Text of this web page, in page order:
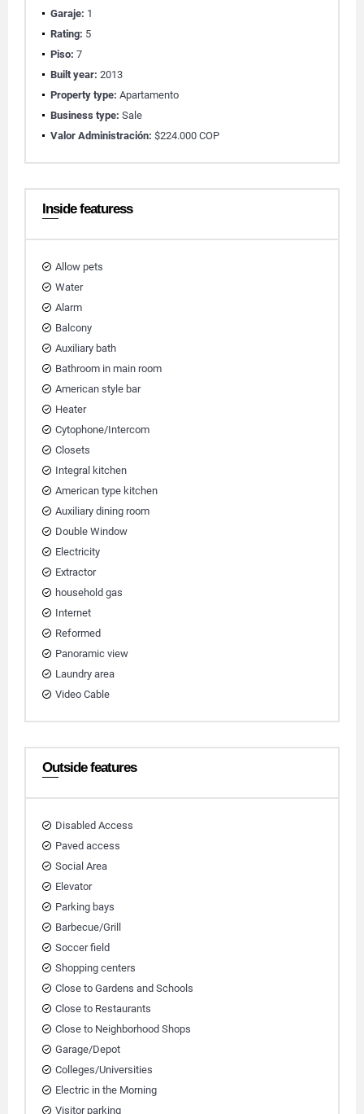
Garaje: 1
Rating: 5
Piso: 7
Built year: 2013
Property type: Apartamento
Business type: Sale
Valor Administración: $224.000 COP
Inside featuress
Allow pets
Water
Alarm
Balcony
Auxiliary bath
Bathroom in main room
American style bar
Heater
Cytophone/Intercom
Closets
Integral kitchen
American type kitchen
Auxiliary dining room
Double Window
Electricity
Extractor
household gas
Internet
Reformed
Panoramic view
Laundry area
Video Cable
Outside features
Disabled Access
Paved access
Social Area
Elevator
Parking bays
Barbecue/Grill
Soccer field
Shopping centers
Close to Gardens and Schools
Close to Restaurants
Close to Neighborhood Shops
Garage/Depot
Colleges/Universities
Electric in the Morning
Visitor parking